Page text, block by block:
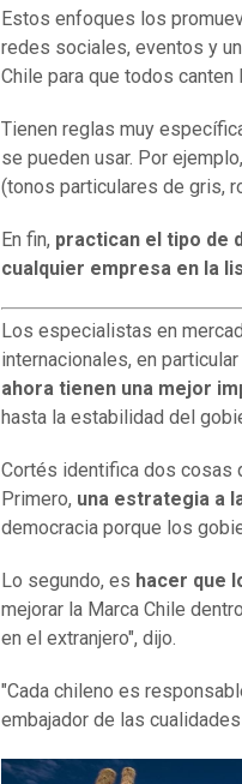
Estos enfoques los
redes sociales, eventos y
Chile para que todos canten
Tienen reglas muy
se pueden usar. Por
(tonos particulares de gris,
En fin, practican el tipo de
cualquier empresa en la
Los especialistas en
internacionales, en
ahora tienen una mejor
hasta la estabilidad del
Cortés identifica dos cosas
Primero, una estrategia a
democracia porque los
Lo segundo, es hacer que
mejorar la Marca Chile
en el extranjero", dijo.
"Cada chileno es
embajador de las